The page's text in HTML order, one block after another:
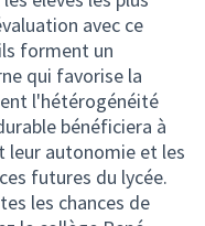
avec ce
forment un
qui favorise la
l'hétérogénéité
bénéficiera à
leur autonomie et les
futures du lycée.
les chances de